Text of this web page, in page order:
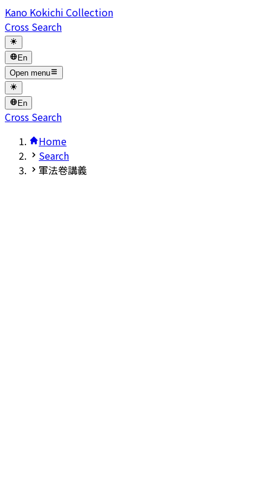
Kano Kokichi Collection
Cross Search
En
Open menu
En
Cross Search
Home
Search
軍法卷講義